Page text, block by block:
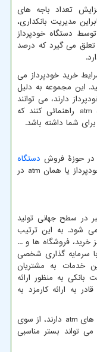
تعداد باجه های
مدیریت بانکداری،
دستگاه خودپرداز
می گیرد که درصد
خرید خودپرداز می
این مجموعه به دلیل
دارند، می توانند
atm راهنمائی کنند که
شما داشته باشد.
در حوزۀ فروش دستگاه
یا همانatm در
در سطح جهانی تولید
می شود. به این ترتیب
خرید، فروشگاه ها و ...
سرمایه گذاری شخصی
خدمات به مشتریان
به منظور ارائه
به ارائه کارمزد به
هایatm دارند، از سوی
تواند بستر مناسبی